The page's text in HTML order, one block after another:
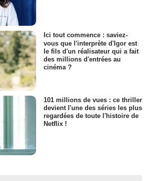
Ici tout commence : saviez-
vous que l'interprète d'Igor est
le fils d'un réalisateur qui a fait
des millions d'entrées au
cinéma ?
101 millions de vues : ce thriller
devient l'une des séries les plus
regardées de toute l'histoire de
Netflix !